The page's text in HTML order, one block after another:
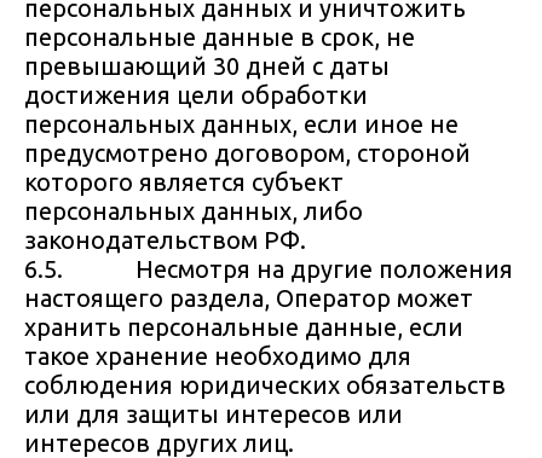
персональных данных и уничтожить
персональные данные в срок, не
превышающий 30 дней с даты
достижения цели обработки
персональных данных, если иное не
предусмотрено договором, стороной
которого является субъект
персональных данных, либо
законодательством РФ.
6.5. Несмотря на другие положения
настоящего раздела, Оператор может
хранить персональные данные, если
такое хранение необходимо для
соблюдения юридических обязательств
или для защиты интересов или
интересов других лиц.